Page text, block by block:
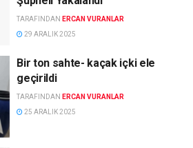
TARAFINDAN ERCAN VURANLAR
29 ARALIK 2025
Bir ton sahte- kaçak içki ele
geçirildi
TARAFINDAN ERCAN VURANLAR
25 ARALIK 2025